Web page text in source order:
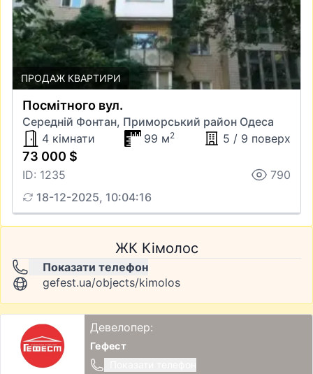
ПРОДАЖ КВАРТИРИ
Посмітного вул.
Середній Фонтан, Приморський район Одеса
4 кімнати
99 м2 5 / 9 поверх
73 000 $
ID: 1235
790
18-12-2025, 10:04:16
ЖК Кімолос
Показати телефон
gefest.ua/objects/kimolos
Девелопер:
Гефест